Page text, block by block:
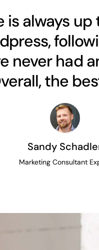
is always
never had
the
Sandy
Marketing Consultant